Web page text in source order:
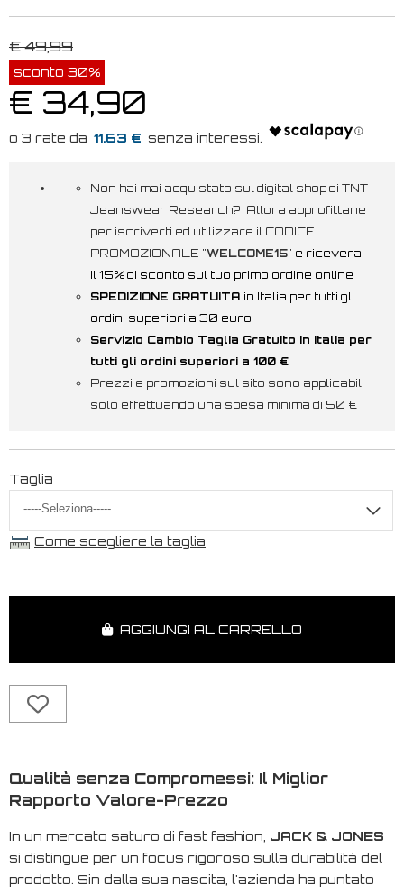
€ 49,99
sconto 30%
€ 34,90
11.63 €
Non hai mai acquistato sul digital shop di TNT
Jeanswear Research? Allora approfittane
per iscriverti ed utilizzare il CODICE
PROMOZIONALE "WELCOME15" e riceverai
il 15% di sconto sul tuo primo ordine online
SPEDIZIONE GRATUITA in Italia per tutti gli
ordini superiori a 30 euro
Servizio Cambio Taglia Gratuito in Italia per
tutti gli ordini superiori a 100 €
Prezzi e promozioni sul sito sono applicabili
solo effettuando una spesa minima di 50 €
Taglia
Come scegliere la taglia
AGGIUNGI AL CARRELLO
Qualità senza Compromessi: Il Miglior
Rapporto Valore-Prezzo
In un mercato saturo di fast fashion JACK & JONES
si distingue per un focus rigoroso sulla durabilità del
prodotto. Sin dalla sua nascita, l'azienda ha puntato